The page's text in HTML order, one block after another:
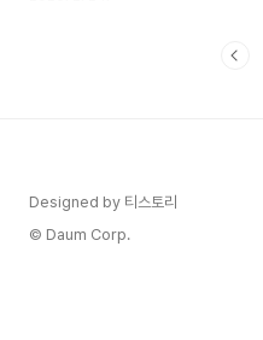
는 설정이 독특하죠. 하지만 17번째 복
Designed by 티스토리
© Daum Corp.